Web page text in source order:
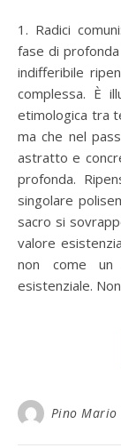
1. Radici comuni: colere, coltura, cultura, culto In questa
fase di
indifferibile
complessa. È
etimologica tra
ma che nel
astratto e
profonda.
singolare
sacro si
valore
non come un
esistenziale.
Pino Mario